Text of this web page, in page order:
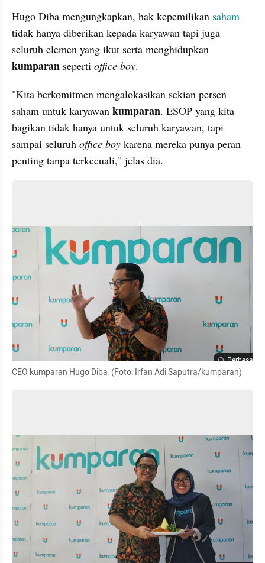
Hugo Diba mengungkapkan, hak kepemilikan
tidak hanya diberikan kepada karyawan tapi juga
kumparan seperti office boy.
"Kita berkomitmen mengalokasikan sekian persen
saham untuk karyawan kumparan. ESOP yang kita
bagikan tidak hanya untuk seluruh karyawan, tapi
sampai seluruh office boy karena mereka punya peran
penting tanpa terkecuali," jelas dia.
Perbesar
CEO kumparan Hugo Diba  (Foto: Irfan Adi Saputra/kumparan)